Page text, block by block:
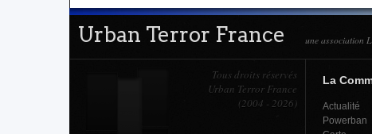
Urban Terror France une association
Tous droits réservés
Urban Terror France
(2004 - 2026)
La
Actualité
Powerban